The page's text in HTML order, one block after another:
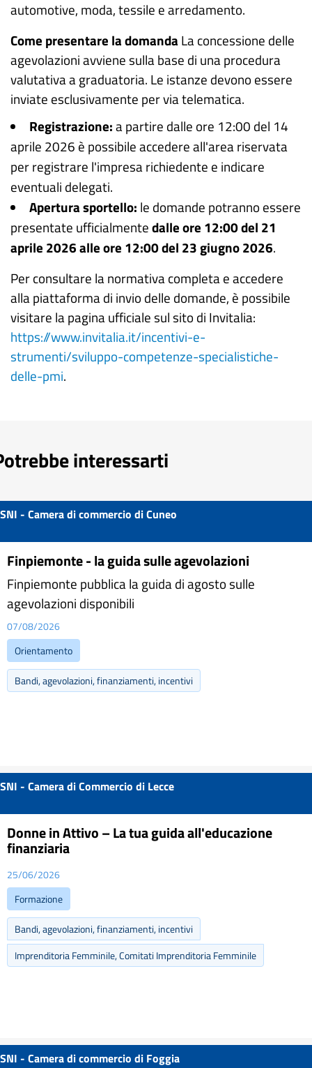
automotive, moda, tessile e arredamento.
Come presentare la domanda La concessione delle
agevolazioni avviene sulla base di una procedura
valutativa a graduatoria. Le istanze devono essere
inviate esclusivamente per via telematica.
Registrazione:a partire dalle ore 12:00 del 14
aprile 2026 è possibile accedere all'area riservata
per registrare l'impresa richiedente e indicare
eventuali delegati.
Apertura sportello: le domande potranno essere
presentate ufficialmentedalle ore 12:00 del 21
aprile 2026 alle ore 12:00 del 23 giugno 2026.
Per consultare la normativa completa e accedere
alla piattaforma di invio delle domande, è possibile
visitare la pagina ufficiale sul sito di Invitalia:
https://www.invitalia.it/incentivi-e-
strumenti/sviluppo-competenze-specialistiche-
delle-pmi.
interessarti
SNI - Camera di commercio di Cuneo
Finpiemonte - la guida sulle agevolazioni
Finpiemonte pubblica la guida di agosto sulle
agevolazioni disponibili
07/08/2026
Orientamento
Bandi, agevolazioni, finanziamenti, incentivi
SNI - Camera di Commercio di Lecce
Donne in Attivo – La tua guida all'educazione
finanziaria
25/06/2026
Formazione
Bandi, agevolazioni, finanziamenti, incentivi
Imprenditoria Femminile, Comitati Imprenditoria Femminile
SNI - Camera di commercio di Foggia